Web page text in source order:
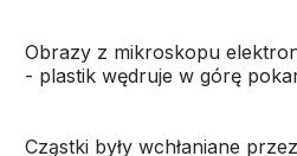
Obrazy z mikroskopu
- plastik wędruje w górę
Cząstki były wchłaniane